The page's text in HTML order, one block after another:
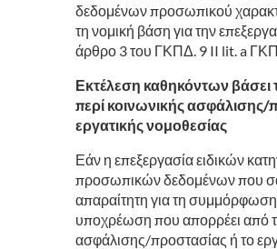
δεδομένων προσωπικού
τη νομική βάση για την
άρθρο 3 του ΓΚΠΔ. 9 II lit. a
Εκτέλεση καθηκόντων βάσει
περί κοινωνικής ασφάλισης/
εργατικής νομοθεσίας
Εάν η επεξεργασία ειδικών
προσωπικών δεδομένων που
απαραίτητη για τη συμμόρφωση
υποχρέωση που απορρέει από
ασφάλισης/προστασίας ή το